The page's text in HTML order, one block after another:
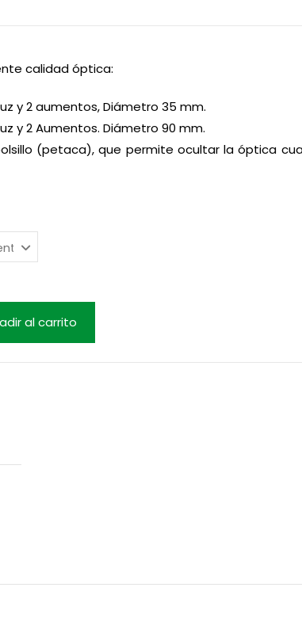
calidad óptica:
y 2 aumentos, Diámetro 35 mm.
y 2 Aumentos. Diámetro 90 mm.
(petaca), que permite ocultar la óptica
al carrito